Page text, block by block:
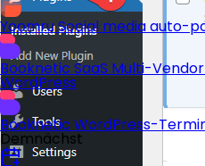
YoomruSocial media auto-
Booknetic SaaS Multi-
WordPress
Booknetic WordPress-
Demnächst